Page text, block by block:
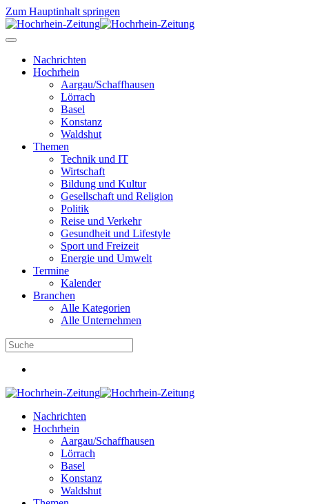
Zum Hauptinhalt springen
Nachrichten
Hochrhein
Aargau/Schaffhausen
Lörrach
Basel
Konstanz
Waldshut
Themen
Technik und IT
Wirtschaft
Bildung und Kultur
Gesellschaft und Religion
Politik
Reise und Verkehr
Gesundheit und Lifestyle
Sport und Freizeit
Energie und Umwelt
Termine
Kalender
Branchen
Alle Kategorien
Alle Unternehmen
Nachrichten
Hochrhein
Aargau/Schaffhausen
Lörrach
Basel
Konstanz
Waldshut